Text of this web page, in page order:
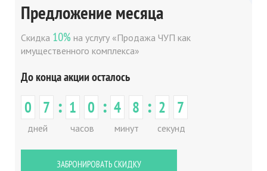
Предложение месяца
Скидка 10% на услугу «Продажа ЧУП как
имущественного комплекса»
До конца акции осталось
0 7
дней
: 1 0
часов
: 4 8
минут
: 2 7
секунд
ЗАБРОНИРОВАТЬ СКИДКУ